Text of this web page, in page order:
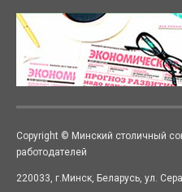
Copyright © Минский столичный
работодателей
220033, г.Минск, Беларусь, ул.